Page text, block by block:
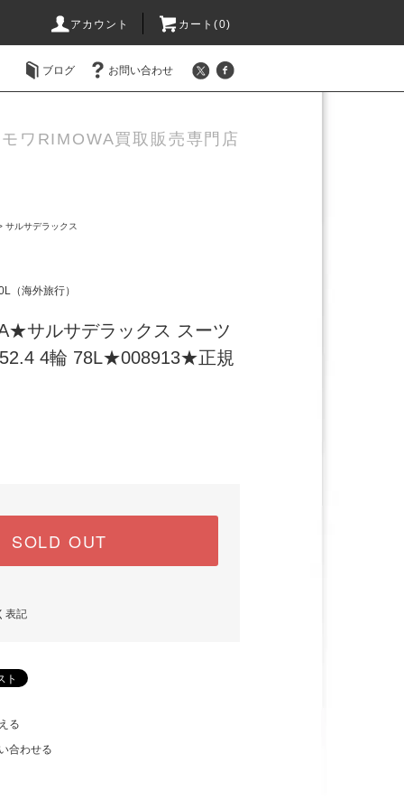
アカウント カート(0)
ブログ お問い合わせ
ワRIMOWA買取販売専門店
サルサデラックス
（海外旅行）
サルサデラックス スーツ
4輪 78L★008913★正規
SOLD OUT
表記
る
合わせる